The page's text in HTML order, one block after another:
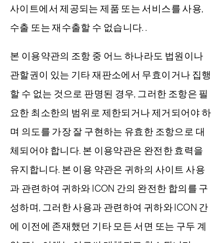
사이트에서 제공되는 제품 또는 서비스를 사용,
수출 또는 재수출할 수 없습니다. .
본 이용약관의 조항 중 어느 하나라도 법원이나
관할권이 있는 기타 재판소에서 무효이거나 집행
할 수 없는 것으로 판명된 경우, 그러한 조항은 필
요한 최소한의 범위로 제한되거나 제거되어야 하
며 의도를 가장 잘 구현하는 유효한 조항으로 대
체되어야 합니다. 본 이용약관은 완전한 효력을
유지합니다. 본 이용 약관은 귀하의 사이트 사용
과 관련하여 귀하와 ICON 간의 완전한 합의를 구
성하며, 그러한 사용과 관련하여 귀하와 ICON 간
에 이전에 존재했던 기타 모든 서면 또는 구두 계